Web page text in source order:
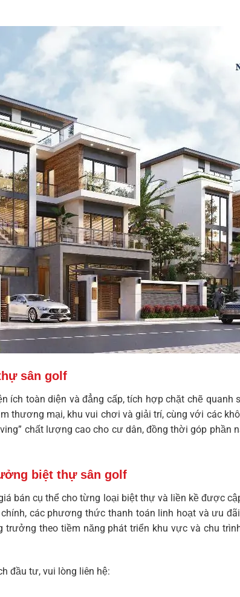
sân golf
ích toàn diện và đẳng cấp, tích hợp chặt chẽ quanh
thương mại, khu vui chơi và giải trí, cùng với các
chất lượng cao cho cư dân, đồng thời góp phần
biệt thự sân golf
bán cụ thể cho từng loại biệt thự và liền kề được
các phương thức thanh toán linh hoạt và ưu
theo tiềm năng phát triển khu vực và chu
đầu tư, vui lòng liên hệ: